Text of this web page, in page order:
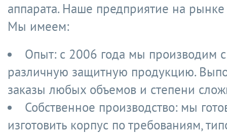
аппарата. Наше предприятие на рынке
Мы имеем:
Опыт: с 2006 года мы производим
различную защитную продукцию.
заказы любых объемов и степени
Собственное производство: мы
изготовить корпус по требованиям,